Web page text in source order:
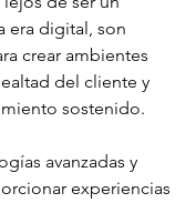
era digital, son
crear ambientes
del cliente y
sostenido.
avanzadas y
experiencias